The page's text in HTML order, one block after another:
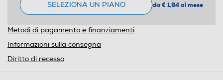
SELEZIONA UN PIANO da € 1,94 al mese
Metodi di pagamento e finanziamenti
Informazioni sulla consegna
Diritto di recesso